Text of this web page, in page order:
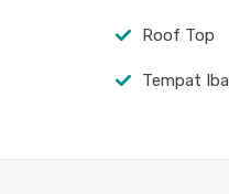
Roof Top
Tempat